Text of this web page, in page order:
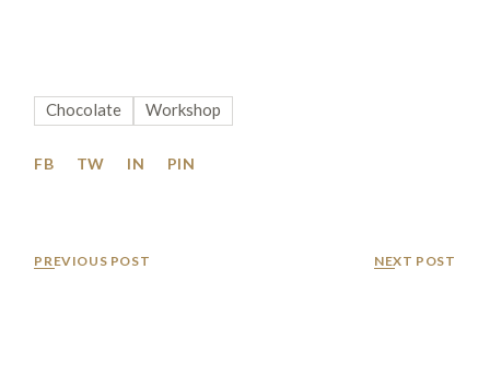
Chocolate Workshop
FB TW IN PIN
PREVIOUS POST NEXT POST